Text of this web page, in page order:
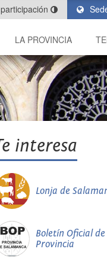
LA PROVINCIA
interesa
Lonja de
Boletín Oficial de
Provincia